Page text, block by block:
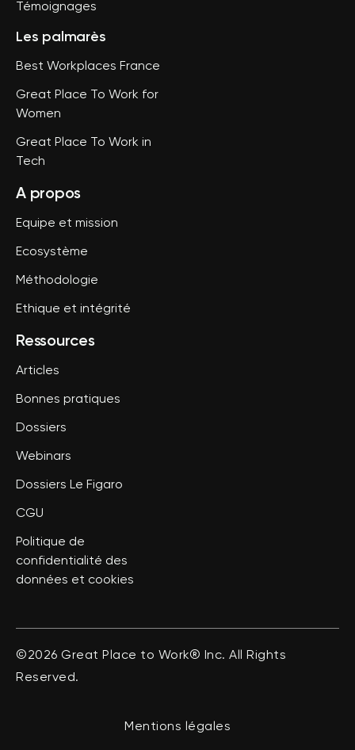
Témoignages
Les palmarès
Best Workplaces France
Great Place To Work for
Women
Great Place To Work in
Tech
A propos
Equipe et mission
Ecosystème
Méthodologie
Ethique et intégrité
Ressources
Articles
Bonnes pratiques
Dossiers
Webinars
Dossiers Le Figaro
CGU
Politique de
confidentialité des
données et cookies
©2026 Great Place to Work® Inc. All Rights
Reserved.
Mentions légales